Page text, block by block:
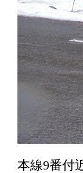
本線9番付